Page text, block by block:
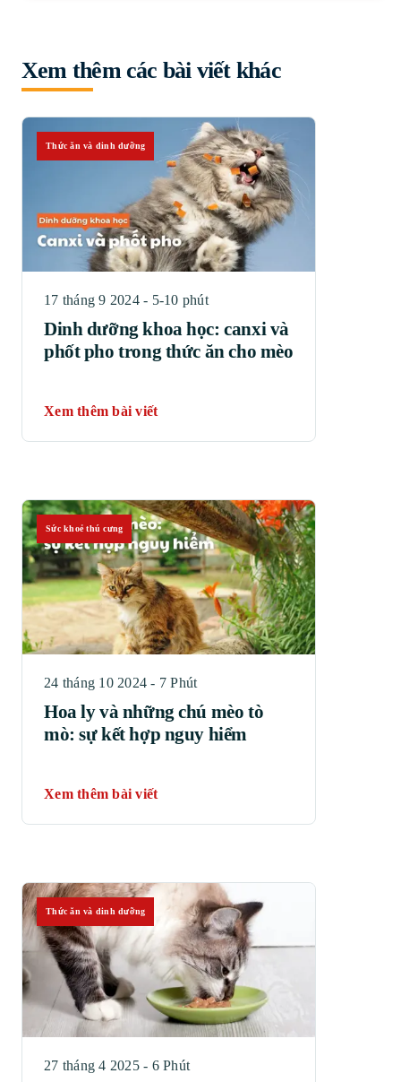
Xem thêm các bài viết khác
Thức ăn và dinh dưỡng
17 tháng 9 2024 - 5-10 phút
Dinh dưỡng khoa học: canxi và
phốt pho trong thức ăn cho mèo
Xem thêm bài viết
Sức khoẻ thú cưng
24 tháng 10 2024 - 7 Phút
Hoa ly và những chú mèo tò
mò: sự kết hợp nguy hiểm
Xem thêm bài viết
Thức ăn và dinh dưỡng
27 tháng 4 2025 - 6 Phút